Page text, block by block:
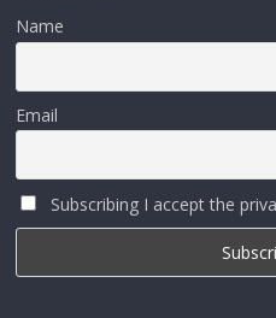
Name
Email
Subscribing I accept the